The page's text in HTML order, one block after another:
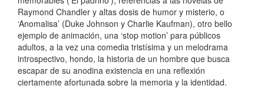
Raymond Chandler y altas dosis de humor y misterio, o
‘Anomalisa’ (Duke Johnson y Charlie Kaufman), otro bello
ejemplo de animación, una ‘stop motion’ para públicos
adultos, a la vez una comedia tristísima y un melodrama
introspectivo, hondo, la historia de un hombre que busca
escapar de su anodina existencia en una reflexión
ciertamente afortunada sobre la memoria y la identidad.